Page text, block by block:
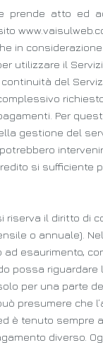
prende atto ed
in
utilizzare il
del
Per
gestione del
si sufficiente
riserva il diritto di
o annuale).
ad esaurimento,
possa riguardare
per una parte
presumere che
è tenuto sempre
diverso.